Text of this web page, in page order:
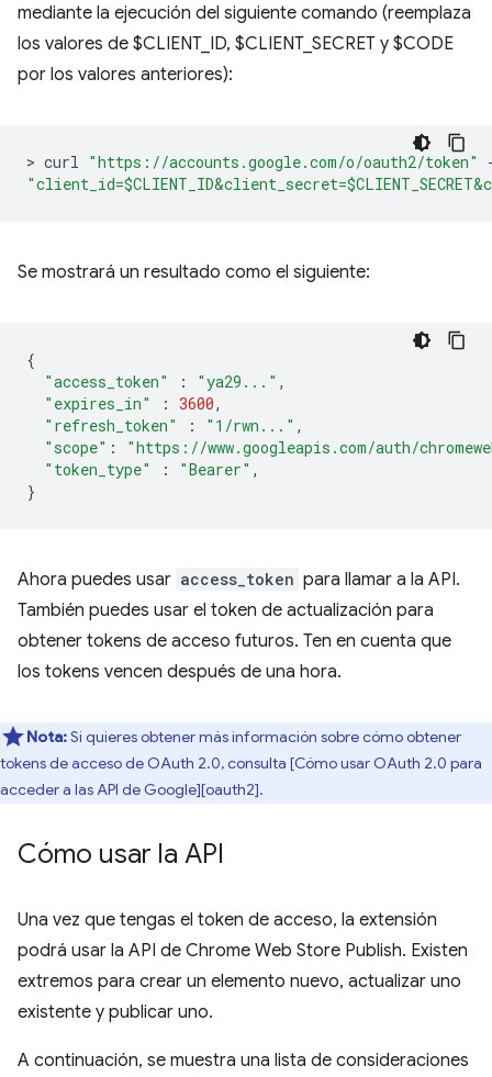
mediante la ejecución del siguiente comando (reemplaza
los valores de $CLIENT_ID, $CLIENT_SECRET y $CODE
por los valores anteriores):
> curl "https://accounts.google.com/o/oauth2/token"
Se mostrará un resultado como el siguiente:
{
"access_token"
: "ya29..." ,
"expires_in"
: 3600,
"refresh_token"
: "1/rwn..." ,
"scope" :
"https://www.googleapis.com/auth/
"token_type"
: "Bearer" ,
}
Ahora puedes usar access_token para llamar a la API.
También puedes usar el token de actualización para
obtener tokens de acceso futuros. Ten en cuenta que
los tokens vencen después de una hora.
Nota:Si quieres obtener más información sobre cómo obtener
tokens de acceso de OAuth 2.0, consulta [Cómo usar OAuth 2.0 para
acceder a las API de Google][oauth2].
Cómo usar la API
Una vez que tengas el token de acceso, la extensión
podrá usar la API de Chrome Web Store Publish. Existen
extremos para crear un elemento nuevo, actualizar uno
existente y publicar uno.
A continuación, se muestra una lista de consideraciones